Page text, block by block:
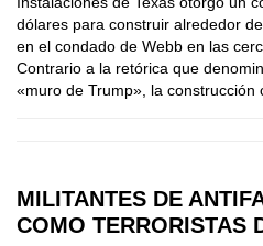
dólares para construir alrededor
en el condado de Webb en las
Contrario a la retórica que
«muro de Trump», la construcción
MILITANTES DE
COMO TERRORISTAS